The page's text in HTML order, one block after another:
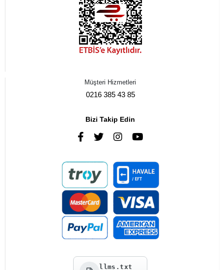
Müşteri Hizmetleri
0216 385 43 85
Bizi Takip Edin
llms.txt